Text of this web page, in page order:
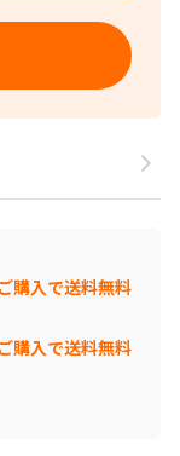
購入で送料無料
購入で送料無料